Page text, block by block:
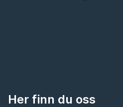
Her finn du oss